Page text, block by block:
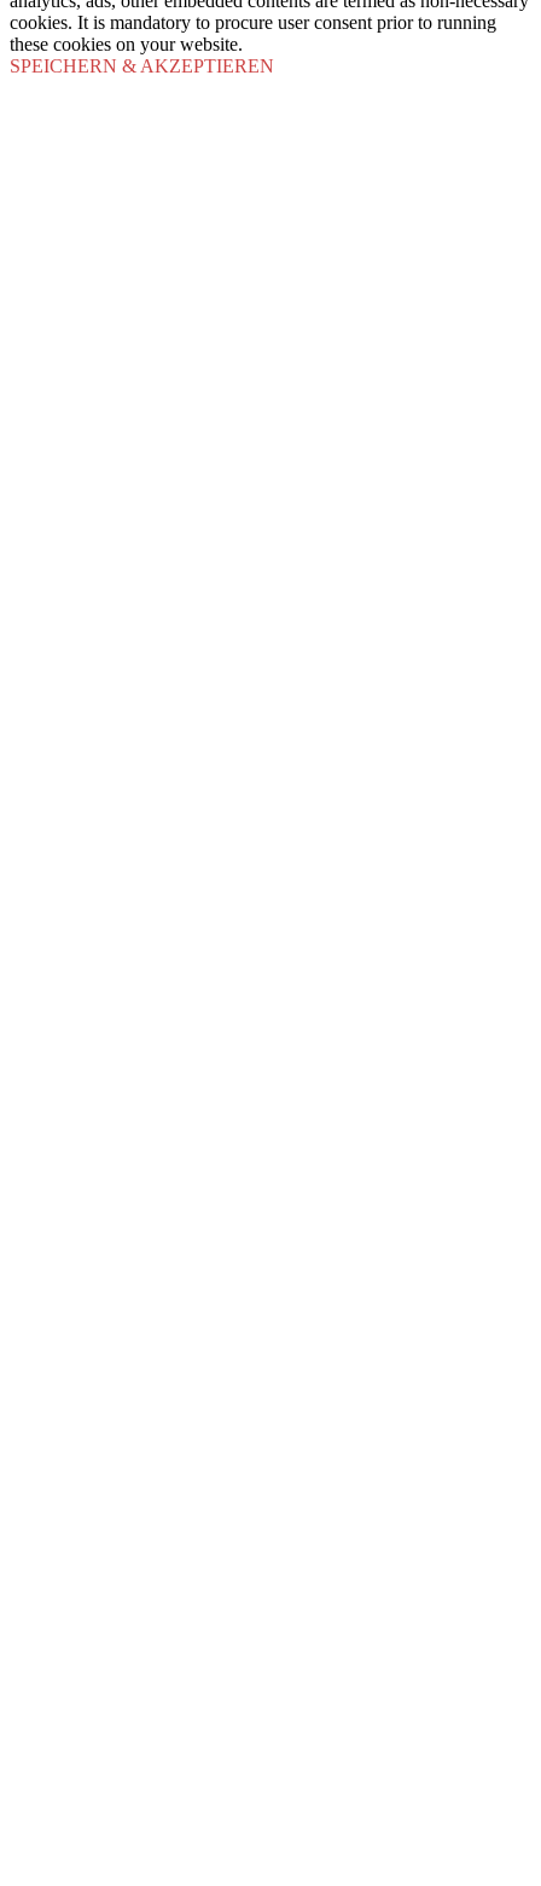
cookies. It is mandatory to procure user consent prior to running
these cookies on your website.
SPEICHERN & AKZEPTIEREN